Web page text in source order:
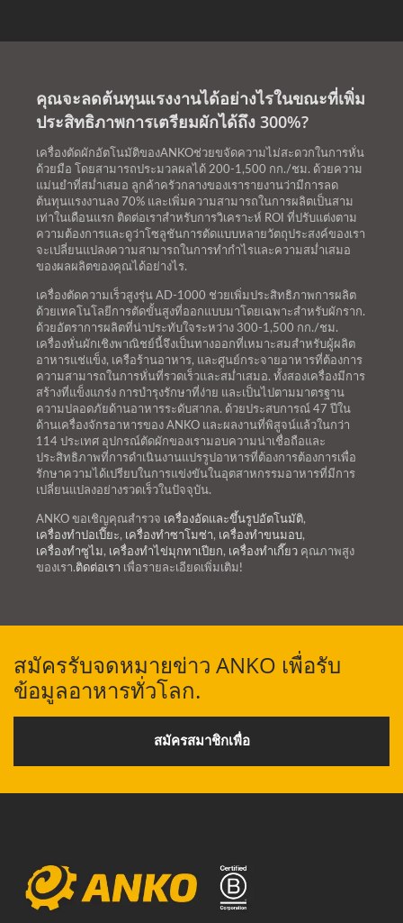
คุณจะลดต้นทุนแรงงานได้อย่างไรในขณะที่เพิ่ม
ประสิทธิภาพการเตรียมผักได้ถึง 300%?
เครื่องตัดผักอัตโนมัติของANKOช่วยขจัดความไม่สะดวกในการหั่น
ด้วยมือ โดยสามารถประมวลผลได้ 200-1,500 กก./ชม. ด้วยความ
แม่นยำที่สม่ำเสมอ ลูกค้าครัวกลางของเรารายงานว่ามีการลด
ต้นทุนแรงงานลง 70% และเพิ่มความสามารถในการผลิตเป็นสาม
เท่าในเดือนแรก ติดต่อเราสำหรับการวิเคราะห์ ROI ที่ปรับแต่งตาม
ความต้องการและดูว่าโซลูชันการตัดแบบหลายวัตถุประสงค์ของเรา
จะเปลี่ยนแปลงความสามารถในการทำกำไรและความสม่ำเสมอ
ของผลผลิตของคุณได้อย่างไร.
เครื่องตัดความเร็วสูงรุ่น AD-1000 ช่วยเพิ่มประสิทธิภาพการผลิต
ด้วยเทคโนโลยีการตัดขั้นสูงที่ออกแบบมาโดยเฉพาะสำหรับผักราก.
ด้วยอัตราการผลิตที่น่าประทับใจระหว่าง 300-1,500 กก./ชม.
เครื่องหั่นผักเชิงพาณิชย์นี้จึงเป็นทางออกที่เหมาะสมสำหรับผู้ผลิต
อาหารแช่แข็ง, เครือร้านอาหาร, และศูนย์กระจายอาหารที่ต้องการ
ความสามารถในการหั่นที่รวดเร็วและสม่ำเสมอ. ทั้งสองเครื่องมีการ
สร้างที่แข็งแกร่ง การบำรุงรักษาที่ง่าย และเป็นไปตามมาตรฐาน
ความปลอดภัยด้านอาหารระดับสากล. ด้วยประสบการณ์ 47 ปีใน
ด้านเครื่องจักรอาหารของ ANKO และผลงานที่พิสูจน์แล้วในกว่า
114 ประเทศ อุปกรณ์ตัดผักของเรามอบความน่าเชื่อถือและ
ประสิทธิภาพที่การดำเนินงานแปรรูปอาหารที่ต้องการต้องการเพื่อ
รักษาความได้เปรียบในการแข่งขันในอุตสาหกรรมอาหารที่มีการ
เปลี่ยนแปลงอย่างรวดเร็วในปัจจุบัน.
ANKO ขอเชิญคุณสำรวจ เครื่องอัดและขึ้นรูปอัตโนมัติ,
เครื่องทำปอเปี๊ยะ, เครื่องทำซาโมซ่า, เครื่องทำขนมอบ,
เครื่องทำซูไม , เครื่องทำไข่มุกทาเปียก, เครื่องทำเกี๊ยว คุณภาพสูง
ของเรา.ติดต่อเรา เพื่อรายละเอียดเพิ่มเติม!
สมัครรับจดหมายข่าว ANKO เพื่อรับ
ข้อมูลอาหารทั่วโลก.
สมัครสมาชิกเพื่อ